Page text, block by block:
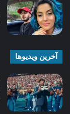
آخرین ویدیوها